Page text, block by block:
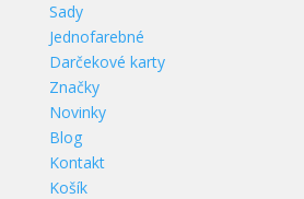
Sady
Jednofarebné
Darčekové karty
Značky
Novinky
Blog
Kontakt
Košík